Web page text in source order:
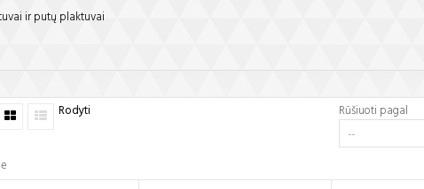
ir putų plaktuvai
Rūšiuoti pagal
Rodyti